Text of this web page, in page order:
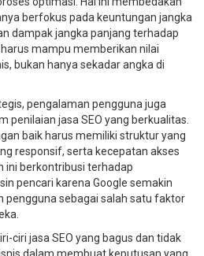
berfokus pada keuntungan jangka
dampak jangka panjang terhadap
mampu memberikan nilai
bukan hanya sekadar angka di
pengalaman pengguna juga
penilaian jasa SEO yang berkualitas.
baik harus memiliki struktur yang
responsif, serta kecepatan akses
ini berkontribusi terhadap
pencari karena Google semakin
sebagai salah satu faktor
ciri jasa SEO yang bagus dan tidak